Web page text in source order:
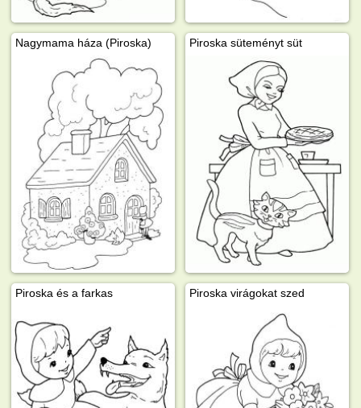
Nagymama háza (Piroska) Piroska süteményt süt
Piroska és a farkas Piroska virágokat szed